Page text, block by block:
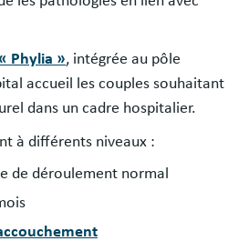
« Phylia », intégrée au pôle
accueil les couples souhaitant
dans un cadre hospitalier.
à différents niveaux :
de déroulement normal